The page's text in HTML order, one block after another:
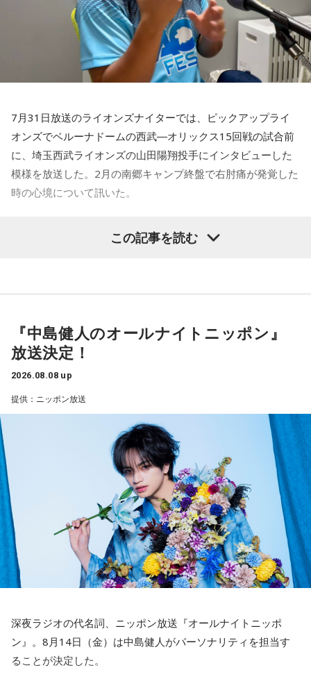
7月31日放送のライオンズナイターでは、ピックアップライ
オンズでベルーナドームの西武―オリックス15回戦の試合前
に、埼玉西武ライオンズの山田陽翔投手にインタビューした
模様を放送した。2月の南郷キャンプ終盤で右肘痛が発覚した
時の心境について訊いた。
しい成績だったかと思いますが、「求めすぎずに自分のやる
――過去2年の苦労は昨シーズンに活きていたということです
ね。
山田「活きていると思います。ウエイトトレーニングなどで
身体作りができたと思うので、結果を出さないといけないと
ころで出せたというのはよかったと思います」
――2月の南郷キャンプ終盤で右肘痛が発覚した時の心境を教
山田「痛かったですし、手術のタイミングはすごく悩んだの
ですが、3月9日に手術をさせていただいた。痛いままプレー
をしていても成績も上がらないですし、自分としても不安を
抱えながらプレーをするのは嫌だったので、できるだけ早く
手術をして、早く復帰ができるようにというので決断しまし
た」
――以前から痛みはあったのでしょうか？
山田「痛みがない範囲でできていたのですが、痛みの場所が
動いてしまって、数ミリでも痛みの場所が動くだけで痛みが
変わってくるので」
この記事を読む
『中島健人のオールナイトニッポン』
放送決定！
2026.08.08 up
提供：ニッポン放送
深夜ラジオの代名詞、ニッポン放送『オールナイトニッポ
ン』。8月14日（金）は中島健人がパーソナリティを担当す
ることが決定した。